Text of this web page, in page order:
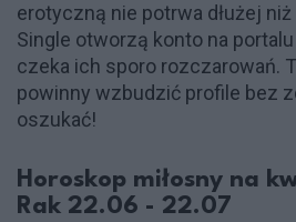
erotyczną nie potrwa dłużej
Single otworzą konto na
czeka ich sporo rozczarowań.
powinny wzbudzić profile bez
oszukać!
Horoskop miłosny na
Rak 22.06 - 22.07